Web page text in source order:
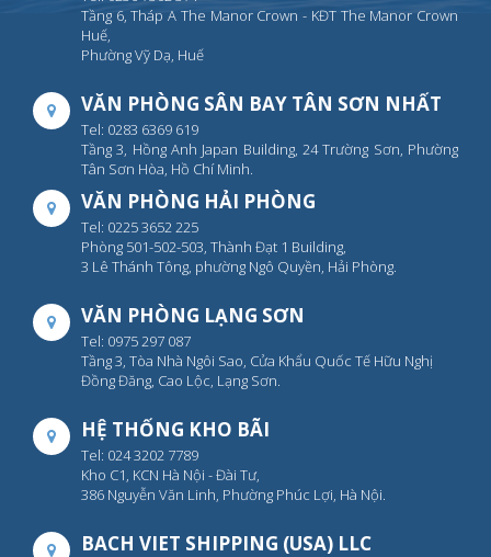
Tầng 6, Tháp A The Manor Crown - KĐT The Manor Crown
Huế,
Phường Vỹ Dạ, Huế
VĂN PHÒNG SÂN BAY TÂN SƠN NHẤT
Tel: 0283 6369 619
Tầng 3, Hồng Anh Japan Building, 24 Trường Sơn, Phường
Tân Sơn Hòa, Hồ Chí Minh.
VĂN PHÒNG HẢI PHÒNG
Tel: 0225 3652 225
Phòng 501-502-503, Thành Đạt 1 Building,
3 Lê Thánh Tông, phường Ngô Quyền, Hải Phòng.
VĂN PHÒNG LẠNG SƠN
Tel: 0975 297 087
Tầng 3, Tòa Nhà Ngôi Sao, Cửa Khẩu Quốc Tế Hữu Nghị
Đồng Đăng, Cao Lộc, Lạng Sơn.
HỆ THỐNG KHO BÃI
Tel: 024 3202 7789
Kho C1, KCN Hà Nội - Đài Tư,
386 Nguyễn Văn Linh, Phường Phúc Lợi, Hà Nội.
BACH VIET SHIPPING (USA) LLC